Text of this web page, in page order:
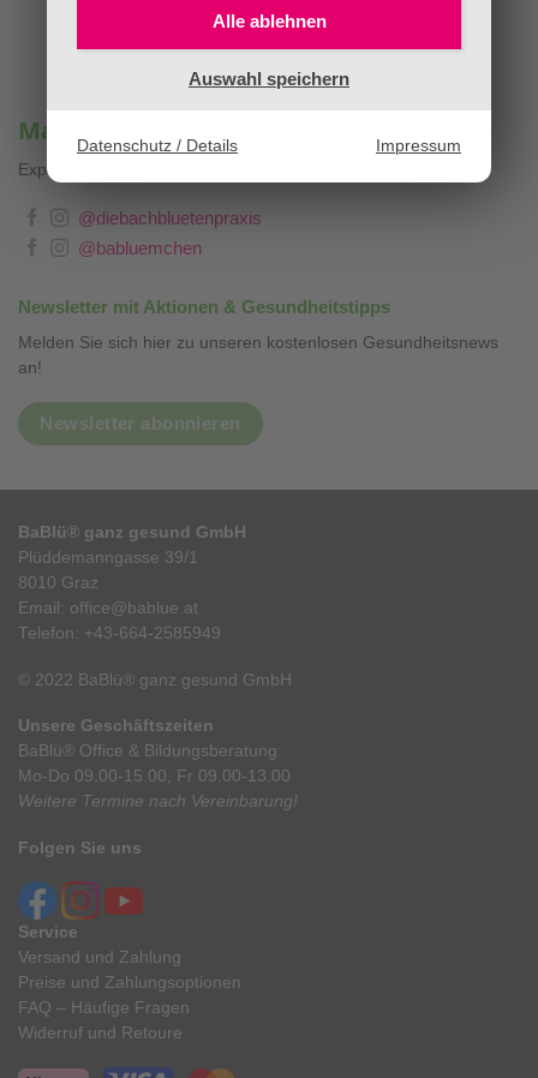
Alle ablehnen
Auswahl speichern
Datenschutz / Details Impressum
Mag. Sandra Stopar & BaBlümchen®
Expertenwissen, Blog & Liebevolles
@diebachbluetenpraxis
@babluemchen
Newsletter mit Aktionen & Gesundheitstipps
Melden Sie sich hier zu unseren kostenlosen Gesundheitsnews
an!
Newsletter abonnieren
BaBlü® ganz gesund GmbH
Plüddemanngasse 39/1
8010 Graz
Email: office@bablue.at
Telefon: +43-664-2585949
© 2022 BaBlü® ganz gesund GmbH
Unsere Geschäftszeiten
BaBlü® Office & Bildungsberatung:
Mo-Do 09.00-15.00, Fr 09.00-13.00
Weitere Termine nach Vereinbarung!
Folgen Sie uns
Service
Versand und Zahlung
Preise und Zahlungsoptionen
FAQ – Häufige Fragen
Widerruf und Retoure